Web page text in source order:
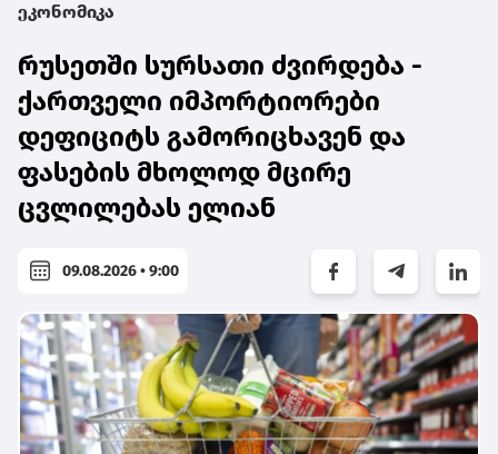
ეკონომიკა
რუსეთში სურსათი ძვირდება -
ქართველი იმპორტიორები
დეფიციტს გამორიცხავენ და
ფასების მხოლოდ მცირე
ცვლილებას ელიან
09.08.2026 • 9:00